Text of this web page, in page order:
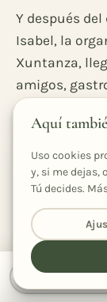
Aquí
Uso cookies
y, si me dejas,
Tú decides.
Y después
Isabel, la
Xuntanza,
amigos,